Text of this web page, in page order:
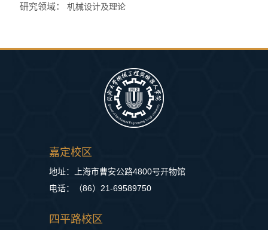
研究领域：
机械设计及理论
嘉定校区
地址：上海市曹安公路4800号开物馆
电话：（86）21-69589750
四平路校区